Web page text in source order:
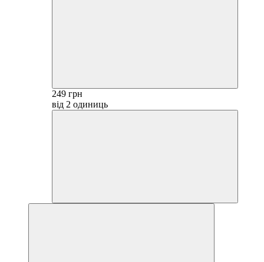
249 грн
від 2 одиниць